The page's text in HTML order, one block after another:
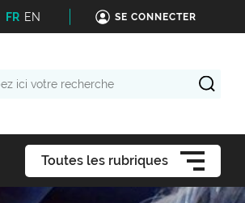
FR EN SE CONNECTER
Toutes les rubriques